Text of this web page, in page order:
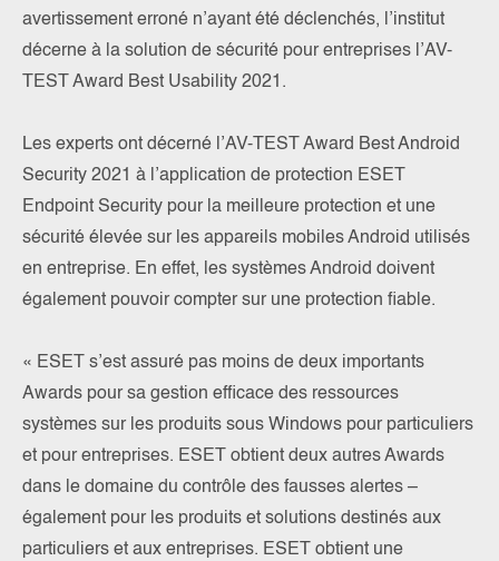
avertissement erroné n’ayant été déclenchés, l’institut
décerne à la solution de sécurité pour entreprises l’AV-
TEST Award Best Usability 2021.
Les experts ont décerné l’AV-TEST Award Best Android
Security 2021 à l’application de protection ESET
Endpoint Security pour la meilleure protection et une
sécurité élevée sur les appareils mobiles Android utilisés
en entreprise. En effet, les systèmes Android doivent
également pouvoir compter sur une protection fiable.
« ESET s’est assuré pas moins de deux importants
Awards pour sa gestion efficace des ressources
systèmes sur les produits sous Windows pour particuliers
et pour entreprises. ESET obtient deux autres Awards
dans le domaine du contrôle des fausses alertes –
également pour les produits et solutions destinés aux
particuliers et aux entreprises. ESET obtient une